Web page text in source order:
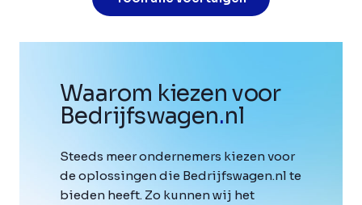
Waarom kiezen voor
Bedrijfswagen.nl
Steeds meer ondernemers kiezen voor
de oplossingen die Bedrijfswagen.nl te
bieden heeft. Zo kunnen wij het